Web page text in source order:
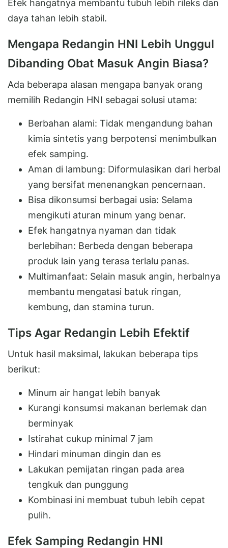
Efek hangatnya membantu tubuh lebih rileks dan
daya tahan lebih stabil.
Mengapa Redangin HNI Lebih Unggul
Dibanding Obat Masuk Angin Biasa?
Ada beberapa alasan mengapa banyak orang
memilih Redangin HNI sebagai solusi utama:
Berbahan alami: Tidak mengandung bahan
kimia sintetis yang berpotensi menimbulkan
efek samping.
Aman di lambung: Diformulasikan dari herbal
yang bersifat menenangkan pencernaan.
Bisa dikonsumsi berbagai usia: Selama
mengikuti aturan minum yang benar.
Efek hangatnya nyaman dan tidak
berlebihan: Berbeda dengan beberapa
produk lain yang terasa terlalu panas.
Multimanfaat: Selain masuk angin, herbalnya
membantu mengatasi batuk ringan,
kembung, dan stamina turun.
Tips Agar Redangin Lebih Efektif
Untuk hasil maksimal, lakukan beberapa tips
berikut:
Minum air hangat lebih banyak
Kurangi konsumsi makanan berlemak dan
berminyak
Istirahat cukup minimal 7 jam
Hindari minuman dingin dan es
Lakukan pemijatan ringan pada area
tengkuk dan punggung
Kombinasi ini membuat tubuh lebih cepat
pulih.
Efek Samping Redangin HNI